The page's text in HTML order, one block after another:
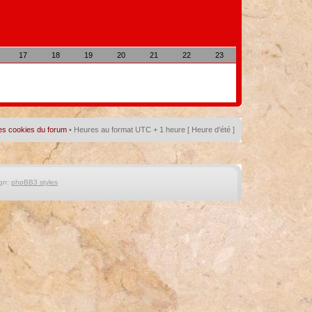
17 18 19 20 21 22 23
cookies du forum • Heures au format UTC + 1 heure [ Heure d’été ]
phpBB3 styles